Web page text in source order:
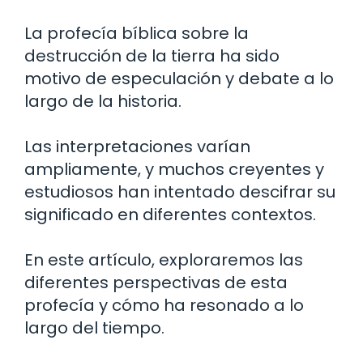
La profecía bíblica sobre la
destrucción de la tierra ha sido
motivo de especulación y debate a lo
largo de la historia.
Las interpretaciones varían
ampliamente, y muchos creyentes y
estudiosos han intentado descifrar su
significado en diferentes contextos.
En este artículo, exploraremos las
diferentes perspectivas de esta
profecía y cómo ha resonado a lo
largo del tiempo.